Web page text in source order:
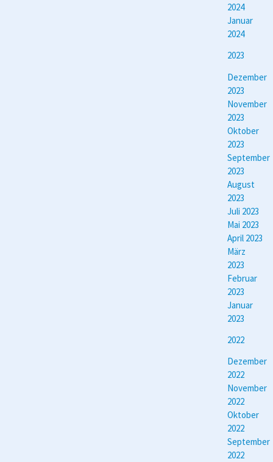
2024
Januar
2024
2023
Dezember
2023
November
2023
Oktober
2023
September
2023
August
2023
Juli 2023
Mai 2023
April 2023
März
2023
Februar
2023
Januar
2023
2022
Dezember
2022
November
2022
Oktober
2022
September
2022